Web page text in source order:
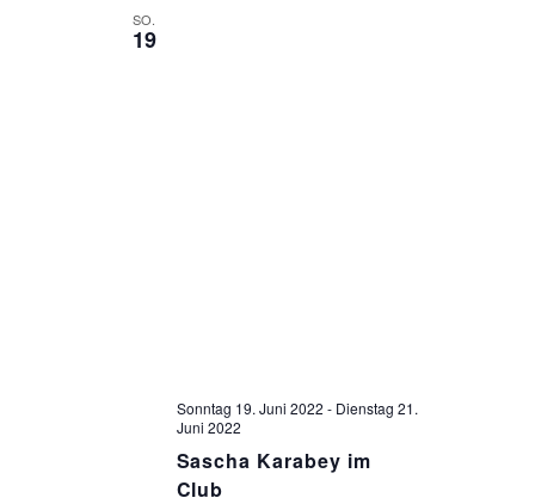
SO.
19
Sonntag 19. Juni 2022 - Dienstag 21.
Juni 2022
Sascha Karabey im
Club